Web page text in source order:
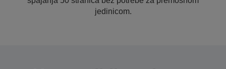
jedinicom.